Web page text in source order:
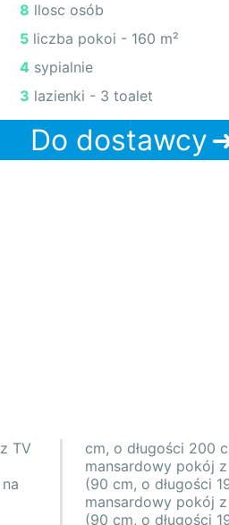
8 llosc osób
5 liczba pokoi - 160 m²
4 sypialnie
3 lazienki - 3 toalet
Do dostawcy
TV
1
1